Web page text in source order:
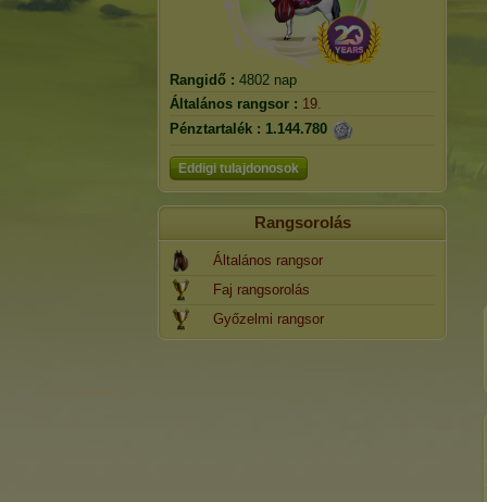
Rangidő : 4802 nap
Általános rangsor : 19.
Pénztartalék : 1.144.780
Eddigi tulajdonosok
Rangsorolás
Általános rangsor
Faj rangsorolás
Győzelmi rangsor